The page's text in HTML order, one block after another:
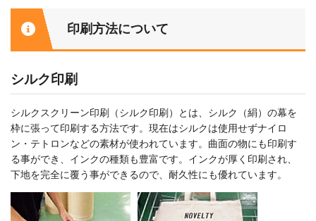
印刷方法について
シルク印刷
シルクスクリーン印刷（シルク印刷）とは、シルク（絹）の幕を
枠に張って印刷する方法です。現在はシルクは使用せずナイロ
ン・テトロンなどの素材が使われています。曲面の物にも印刷す
る事ができ、インクの種類も豊富です。インクが厚く印刷され、
下地を完全に覆う事ができるので、耐久性にも優れています。